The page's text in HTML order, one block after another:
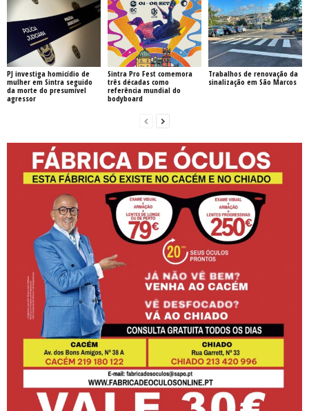
PJ investiga homicídio de
mulher em Sintra seguido
da morte do presumível
agressor
Sintra Pro Fest comemora
três décadas como
referência mundial do
bodyboard
Trabalhos de renovação da
sinalização em São Marcos